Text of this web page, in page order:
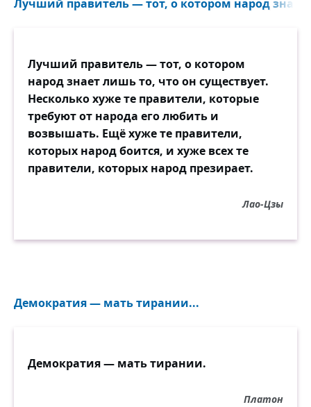
Лучший правитель — тот, о котором народ
Лучший правитель — тот, о котором
народ знает лишь то, что он существует.
Несколько хуже те правители, которые
требуют от народа его любить и
возвышать. Ещё хуже те правители,
которых народ боится, и хуже всех те
правители, которых народ презирает.
Лао-Цзы
Демократия — мать тирании...
Демократия — мать тирании.
Платон